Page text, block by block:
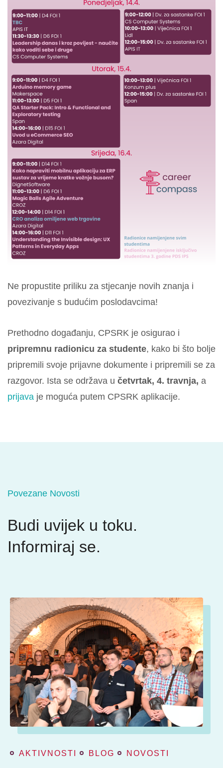
Ne propustite priliku za stjecanje novih znanja i
povezivanje s budućim poslodavcima!
Prethodno događanju, CPSRK je osigurao i
pripremnu radionicu za studente, kako bi što bolje
pripremili svoje prijavne dokumente i pripremili se za
razgovor. Ista se održava u četvrtak, 4. travnja, a
prijava je moguća putem CPSRK aplikacije.
Povezane Novosti
Budi uvijek u toku.
Informiraj se.
AKTIVNOSTI BLOG NOVOSTI